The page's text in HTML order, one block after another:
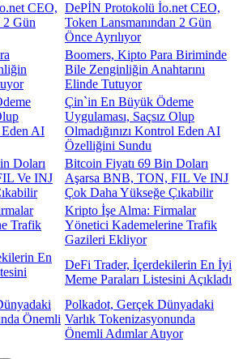
DePİN Protokolü İo.net CEO,
Token Lansmanından 2 Gün
Önce Ayrılıyor
Boomers, Kipto Para Biriminde
Bile Zenginliğin Anahtarını
Elinde Tutuyor
Çin`in En Büyük Ödeme
Uygulaması, Saçsız Olup
Olmadığınızı Kontrol Eden AI
Özelliğini Sundu
Bitcoin Fiyatı 69 Bin Doları
Aşarsa BNB, TON, FIL Ve INJ
Çok Daha Yükseğe Çıkabilir
Kripto İşe Alma: Firmalar
Yönetici Kademelerine Trafik
Gazileri Ekliyor
DeFi Trader, İçerdekilerin En İyi
Meme Paraları Listesini Açıkladı
Polkadot, Gerçek Dünyadaki
Varlık Tokenizasyonunda
Önemli Adımlar Atıyor